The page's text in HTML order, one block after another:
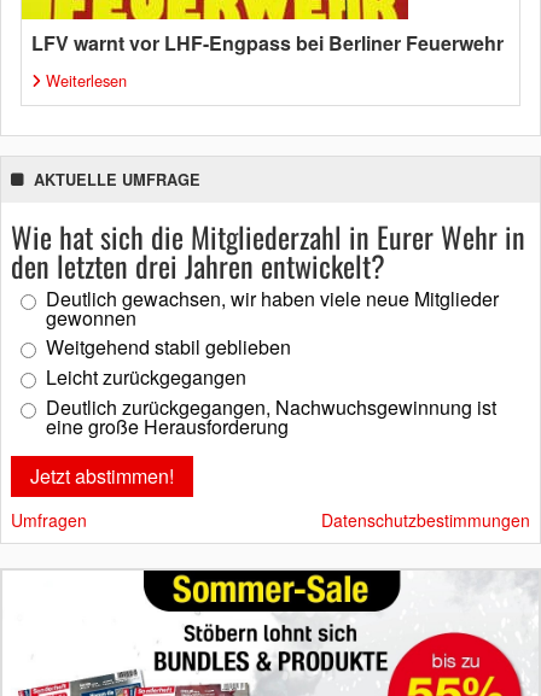
LFV warnt vor LHF-Engpass bei Berliner Feuerwehr
Weiterlesen
AKTUELLE UMFRAGE
Wie hat sich die Mitgliederzahl in Eurer Wehr in
den letzten drei Jahren entwickelt?
Deutlich gewachsen, wir haben viele neue Mitglieder
gewonnen
Weitgehend stabil geblieben
Leicht zurückgegangen
Deutlich zurückgegangen, Nachwuchsgewinnung ist
eine große Herausforderung
Umfragen Datenschutzbestimmungen